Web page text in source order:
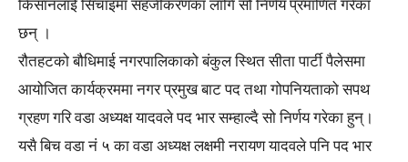
किसानलाई सिचाइमा सहजीकरणका लागि सो निर्णय प्रमाणित गरेका
छन् ।
रौतहटको बौधिमाई नगरपालिकाको बंकुल स्थित सीता पार्टी पैलेसमा
आयोजित कार्यक्रममा नगर प्रमुख बाट पद तथा गोपनियताको सपथ
ग्रहण गरि वडा अध्यक्ष यादवले पद भार सम्हाल्दै सो निर्णय गरेका हुन्।
यसै बिच वडा नं ५ का वडा अध्यक्ष लक्षमी नरायण यादवले पनि पद भार